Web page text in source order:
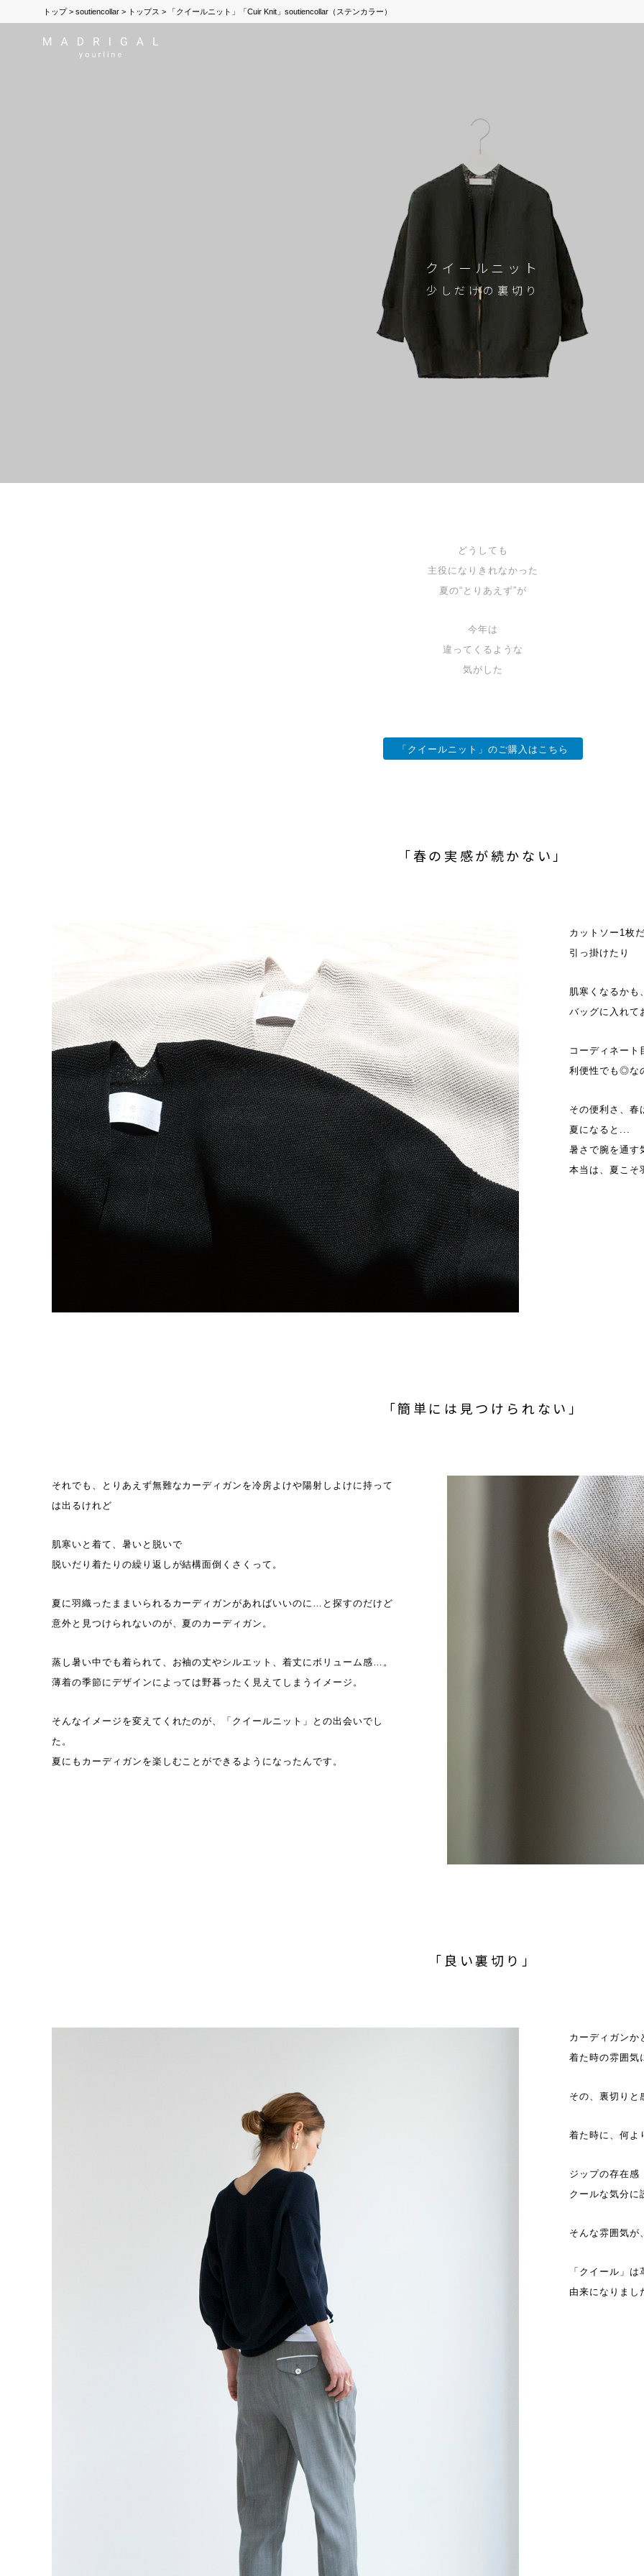
トップ soutiencollar トップス 「クイールニット」「Cuir Knit」soutiencollar（ステンカラー）
クイールニット
少しだけの裏切り
どうしても
主役になりきれなかった
夏の“とりあえず”が
今年は
違ってくるような
気がした
「クイールニット」のご購入はこちら
「春の実感が続かない」
カットソー1枚
引っ掛けたり
肌寒くなるかも
バッグに入れて
コーディネート
利便性でも◎な
その便利さ、春
夏になると...
暑さで腕を通す
本当は、夏こそ
「簡単には見つけられない」
それでも、とりあえず無難なカーディガンを冷房よけや陽射しよけに持って
は出るけれど
肌寒いと着て、暑いと脱いで
脱いだり着たりの繰り返しが結構面倒くさくって。
夏に羽織ったままいられるカーディガンがあればいいのに…と探すのだけど
意外と見つけられないのが、夏のカーディガン。
蒸し暑い中でも着られて、お袖の丈やシルエット、着丈にボリューム感…。
薄着の季節にデザインによっては野暮ったく見えてしまうイメージ。
そんなイメージを変えてくれたのが、「クイールニット」との出会いでし
た。
夏にもカーディガンを楽しむことができるようになったんです。
「良い裏切り」
カーディガンか
着た時の雰囲気
その、裏切りと
着た時に、何よ
ジップの存在感
クールな気分
そんな雰囲気が
「クイール」
由来になりまし